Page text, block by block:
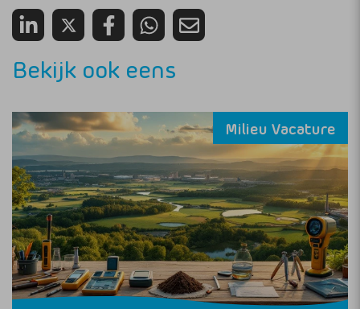
Bekijk ook eens
Milieu Vacature